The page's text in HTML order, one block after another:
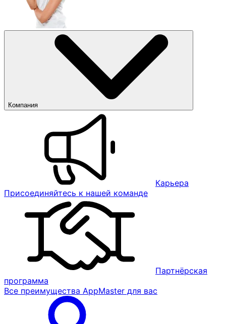
Компания
Карьера
Присоединяйтесь к нашей команде
Партнёрская
программа
Все преимущества AppMaster для вас